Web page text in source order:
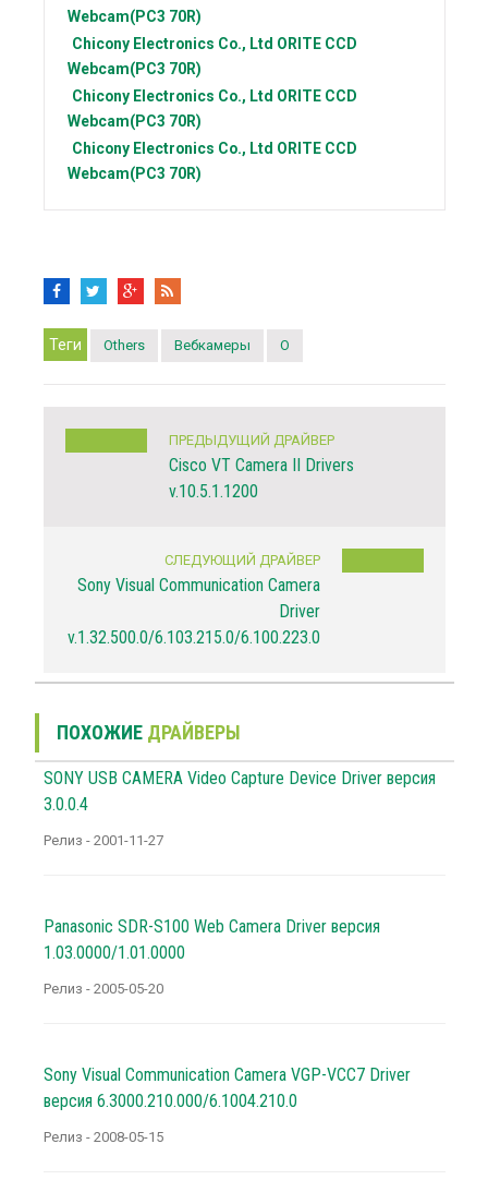
Webcam(PC3 70R)
Chicony Electronics Co., Ltd ORITE CCD
Webcam(PC3 70R)
Chicony Electronics Co., Ltd ORITE CCD
Webcam(PC3 70R)
Chicony Electronics Co., Ltd ORITE CCD
Webcam(PC3 70R)
Теги Others Вебкамеры O
ПРЕДЫДУЩИЙ ДРАЙВЕР
Cisco VT Camera II Drivers
v.10.5.1.1200
СЛЕДУЮЩИЙ ДРАЙВЕР
Sony Visual Communication Camera
Driver
v.1.32.500.0/6.103.215.0/6.100.223.0
ПОХОЖИЕ ДРАЙВЕРЫ
SONY USB CAMERA Video Capture Device Driver версия
3.0.0.4
Релиз - 2001-11-27
Panasonic SDR-S100 Web Camera Driver версия
1.03.0000/1.01.0000
Релиз - 2005-05-20
Sony Visual Communication Camera VGP-VCC7 Driver
версия 6.3000.210.000/6.1004.210.0
Релиз - 2008-05-15